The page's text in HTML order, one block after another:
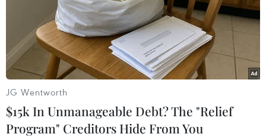
JG Wentworth
$15k In Unmanageable Debt? The "Relief
Program" Creditors Hide From You